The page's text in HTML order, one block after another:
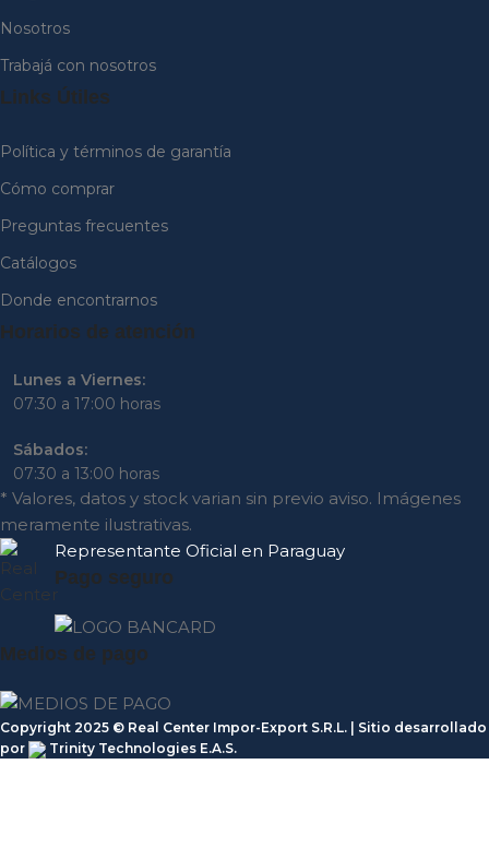
Nosotros
Trabajá con nosotros
Links Útiles
Política y términos de garantía
Cómo comprar
Preguntas frecuentes
Catálogos
Donde encontrarnos
Horarios de atención
Lunes a Viernes:
07:30 a 17:00 horas
Sábados:
07:30 a 13:00 horas
* Valores, datos y stock varian sin previo aviso. Imágenes
meramente ilustrativas.
Representante Oficial en Paraguay
Pago seguro
Medios de pago
Copyright 2025 © Real Center Impor-Export S.R.L. | Sitio desarrollado
por
Trinity Technologies E.A.S.